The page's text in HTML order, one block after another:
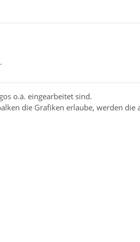
o.ä. eingearbeitet sind.
die Grafiken erlaube, werden die